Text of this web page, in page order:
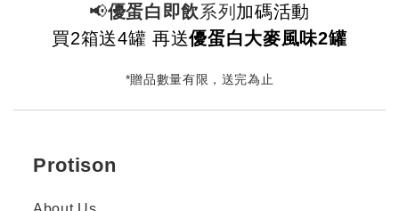
📢優蛋白即飲系列 加碼活動
買2箱送4罐 再送優蛋白大麥風味2罐
*贈品數量有限，送完為止
Protison